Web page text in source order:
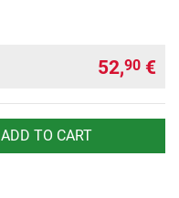
52,90 €
ADD TO CART